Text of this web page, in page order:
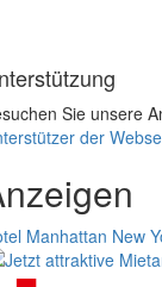
Sie unsere
der
Manhattan New